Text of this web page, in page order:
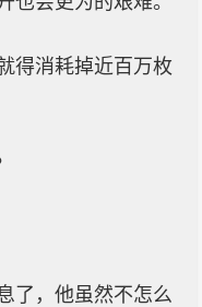
得消耗掉近百万枚
了，他虽然不怎么